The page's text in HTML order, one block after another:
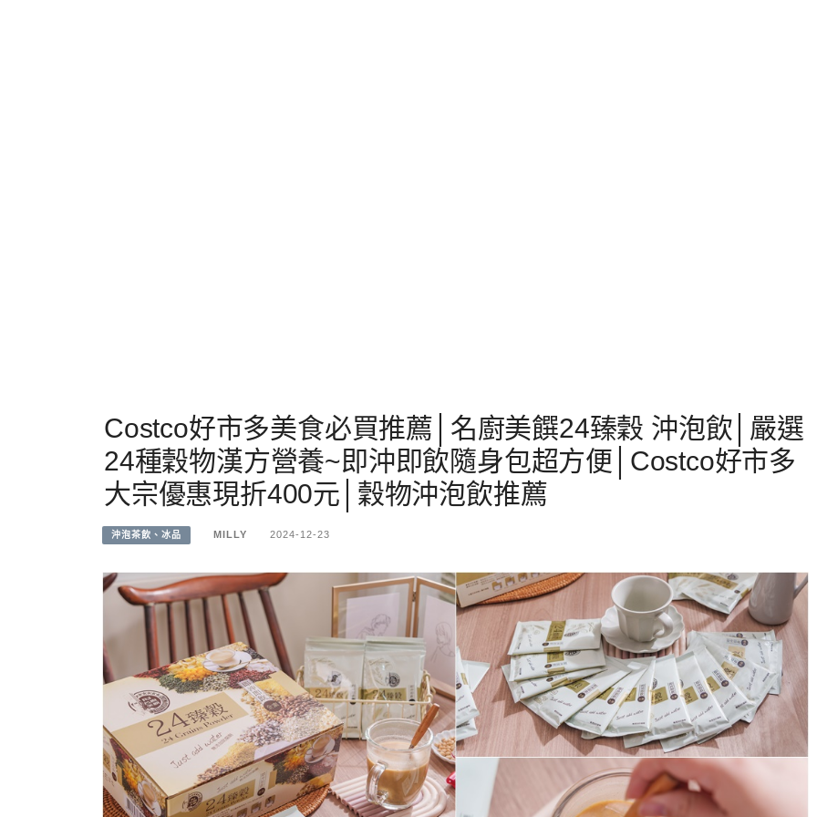
Costco好市多美食必買推薦│名廚美饌24臻穀 沖泡飲│嚴選
24種穀物漢方營養~即沖即飲隨身包超方便│Costco好市多
大宗優惠現折400元│穀物沖泡飲推薦
沖泡茶飲、冰品 MILLY 2024-12-23